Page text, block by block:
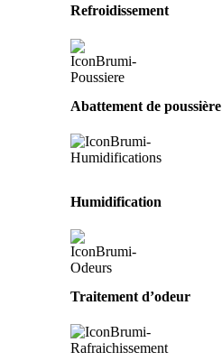
Refroidissement
Abattement de poussière
Humidification
Traitement d’odeur